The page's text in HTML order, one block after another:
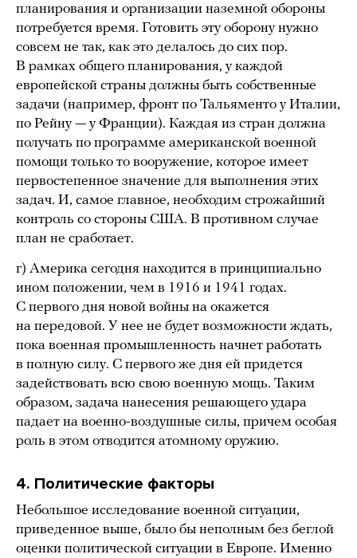
планирования и организации наземной обороны
потребуется время. Готовить эту оборону нужно
совсем не так, как это делалось до сих пор.
В рамках общего планирования, у каждой
европейской страны должны быть собственные
задачи (например, фронт по Тальяменто у Италии,
по Рейну — у Франции). Каждая из стран должна
получать по программе американской военной
помощи только то вооружение, которое имеет
первостепенное значение для выполнения этих
задач. И, самое главное, необходим строжайший
контроль со стороны США. В противном случае
план не сработает.
г) Америка сегодня находится в принципиально
ином положении, чем в 1916 и 1941 годах.
С первого дня новой войны на окажется
на передовой. У нее не будет возможности ждать,
пока военная промышленность начнет работать
в полную силу. С первого же дня ей придется
задействовать всю свою военную мощь. Таким
образом, задача нанесения решающего удара
падает на военно-воздушные силы, причем особая
роль в этом отводится атомному оружию.
4. Политические факторы
Небольшое исследование военной ситуации,
приведенное выше, было бы неполным без беглой
оценки политической ситуации в Европе. Именно